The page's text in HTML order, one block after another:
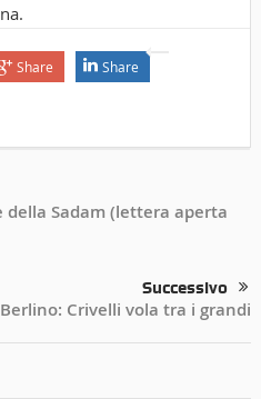
Share Share
Sadam (lettera aperta
Successivo
Crivelli vola tra i grandi